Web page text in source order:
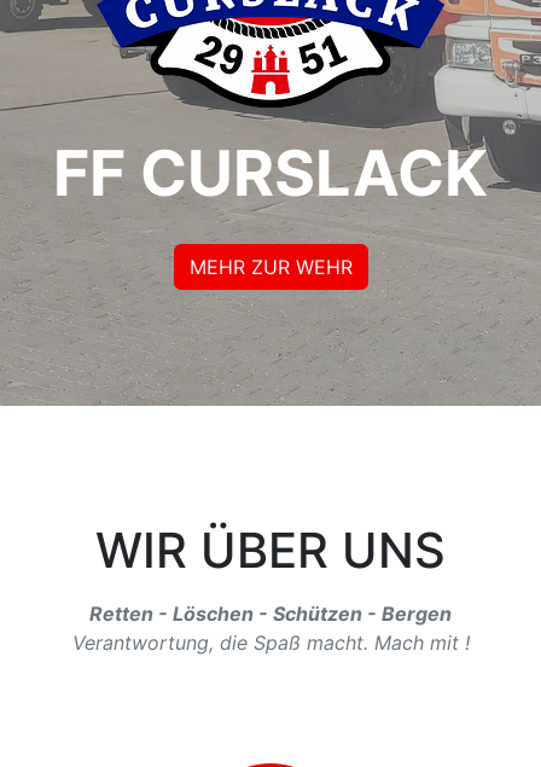
FF CURSLACK
MEHR ZUR WEHR
WIR ÜBER UNS
Retten - Löschen - Schützen - Bergen
Verantwortung, die Spaß macht. Mach mit !